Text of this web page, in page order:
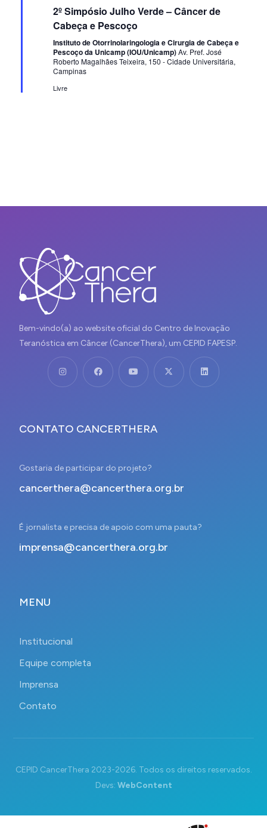
2º Simpósio Julho Verde – Câncer de
Cabeça e Pescoço
Instituto de Otorrinolaringologia e Cirurgia de Cabeça e
Pescoço da Unicamp (IOU/Unicamp)Av. Pref. José
Roberto Magalhães Teixeira, 150 - Cidade Universitária,
Campinas
Livre
Bem-vindo(a) ao website oficial do Centro de Inovação
Teranóstica em Câncer (CancerThera), um CEPID FAPESP.
CONTATO CANCERTHERA
Gostaria de participar do projeto?
cancerthera@cancerthera.org.br
É jornalista e precisa de apoio com uma pauta?
imprensa@cancerthera.org.br
MENU
Institucional
Equipe completa
Imprensa
Contato
CEPID CancerThera 2023-2026. Todos os direitos reservados.
Devs: WebContent